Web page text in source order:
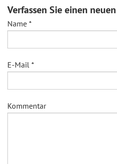
Verfassen Sie einen
Name *
E-Mail *
Kommentar